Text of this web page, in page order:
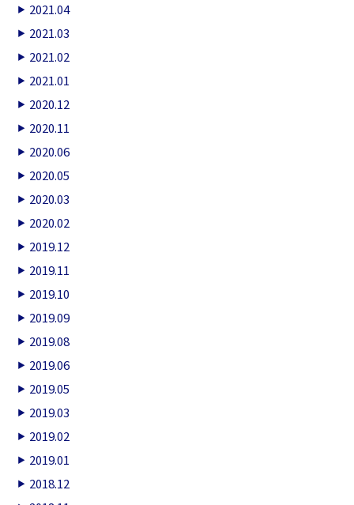
2021.04
2021.03
2021.02
2021.01
2020.12
2020.11
2020.06
2020.05
2020.03
2020.02
2019.12
2019.11
2019.10
2019.09
2019.08
2019.06
2019.05
2019.03
2019.02
2019.01
2018.12